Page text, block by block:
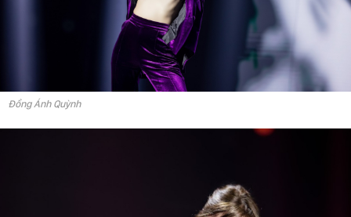
Đồng Ánh Quỳnh